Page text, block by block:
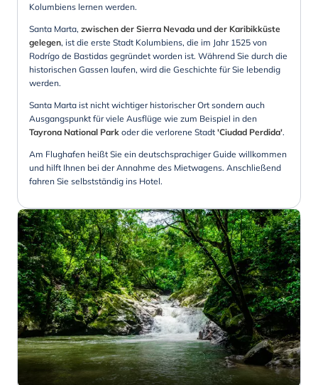
Kolumbiens lernen werden.
Santa Marta, zwischen der Sierra Nevada und der Karibikküste
gelegen, ist die erste Stadt Kolumbiens, die im Jahr 1525 von
Rodrígo de Bastidas gegründet worden ist. Während Sie durch die
historischen Gassen laufen, wird die Geschichte für Sie lebendig
werden.
Santa Marta ist nicht wichtiger historischer Ort sondern auch
Ausgangspunkt für viele Ausflüge wie zum Beispiel in den
Tayrona National Park oder die verlorene Stadt 'Ciudad Perdida'.
Am Flughafen heißt Sie ein deutschsprachiger Guide willkommen
und hilft Ihnen bei der Annahme des Mietwagens. Anschließend
fahren Sie selbstständig ins Hotel.